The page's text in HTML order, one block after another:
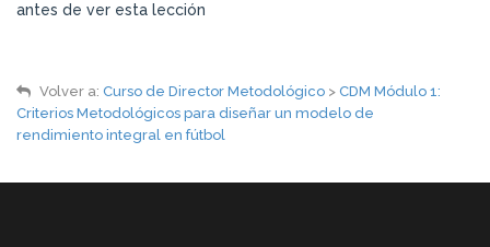
antes de ver esta lección
Volver a:Curso de Director Metodológico >CDM Módulo 1:
Criterios Metodológicos para diseñar un modelo de
rendimiento integral en fútbol